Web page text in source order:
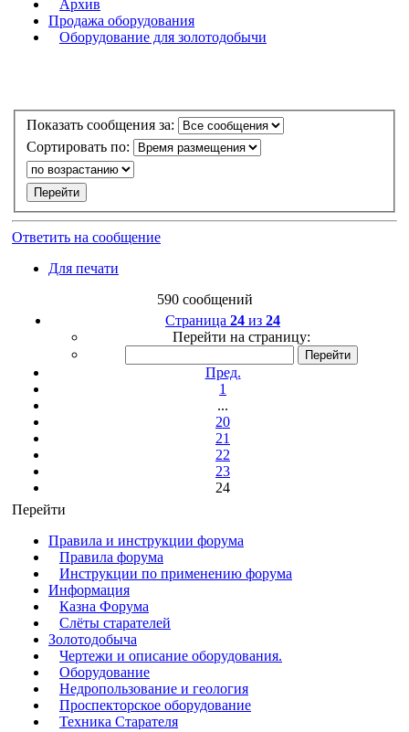
Архив
Продажа оборудования
Оборудование для золотодобычи
Показать сообщения за:
Сортировать по:
Ответить на сообщение
Для печати
590 сообщений
Страница 24 из 24
Перейти на страницу:
Пред.
1
...
20
21
22
23
24
Перейти
Правила и инструкции форума
Правила форума
Инструкции по применению форума
Информация
Казна Форума
Слёты старателей
Золотодобыча
Чертежи и описание оборудования.
Оборудование
Недропользование и геология
Проспекторское оборудование
Техника Старателя